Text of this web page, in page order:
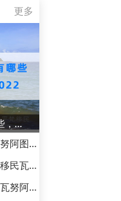
更多
移民瓦努阿图的条件有哪些，瓦努阿图移民条件2022
▪ 瓦努阿图绿卡能干嘛，瓦努阿图绿卡用处
▪ 瓦努阿图移民你了解吗？移民瓦努阿图前要了解的四个问题
▪ 从中国怎么去瓦努阿图，瓦努阿图移民的两种方式